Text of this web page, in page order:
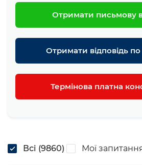
Отримати письмову
Отримати відповідь
Термінова платна
Всі (9860) Мої